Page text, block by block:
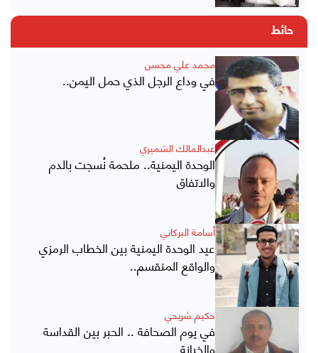
حائط
محمد علي محسن
في وداع الرجل الذي حمل اليمن..
عبدالمالك الشميري
الوحدة اليمنية.. ملحمة نُسجت بالدم
والاتفاق
أسامة البركاني
عيد الوحدة اليمنية بين الخطاب الرمزي
والواقع المنقسم..
حكيم شريحي
في يوم الصحافة .. الحبر بين القداسة
والخيانة